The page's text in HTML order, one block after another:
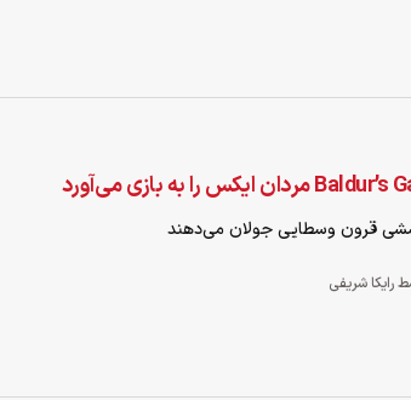
قرون وسطایی جولان می‌دهند
رایکا شریفی